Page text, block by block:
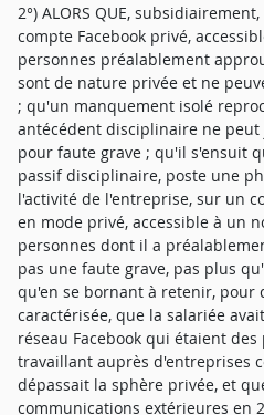
2°) ALORS QUE,
compte Facebook privé,
personnes préalablement
sont de nature privée et ne
; qu'un manquement isolé
antécédent disciplinaire ne
pour faute grave ; qu'il s'ensuit
passif disciplinaire, poste une
l'activité de l'entreprise, sur un
en mode privé, accessible à un
personnes dont il a
pas une faute grave, pas plus
qu'en se bornant à retenir, pour
caractérisée, que la salariée
réseau Facebook qui étaient
travaillant auprès d'entreprises
dépassait la sphère privée, et
communications extérieures en